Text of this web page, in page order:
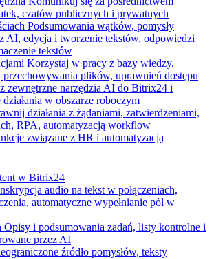
czatów publicznych i prywatnych
Podsumowania wątków, pomysły
AI, edycja i tworzenie tekstów, odpowiedzi
tekstów
Korzystaj w pracy z bazy wiedzy,
plików, uprawnień dostępu
zewnętrzne narzędzia AI do Bitrix24 i
w obszarze roboczym
działania z żądaniami, zatwierdzeniami,
RPA, automatyzacją workflow
związane z HR i automatyzacją
w Bitrix24
audio na tekst w połączeniach,
automatyczne wypełnianie pól w
Opisy i podsumowania zadań, listy kontrolne i
przez AI
źródło pomysłów, teksty